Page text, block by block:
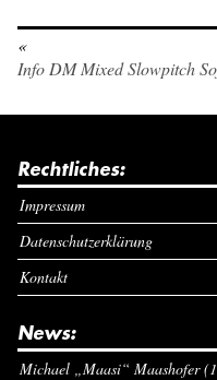
«
Info DM Mixed Slowpitch
Rechtliches:
Impressum
Datenschutzerklärung
Kontakt
News:
Michael „Maasi“ Maashofer